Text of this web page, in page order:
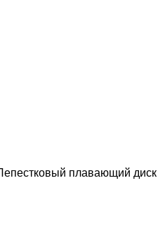
плавающий диск